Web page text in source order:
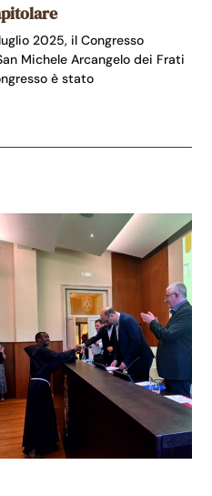
2025, il Congresso
Michele Arcangelo dei Frati
è stato